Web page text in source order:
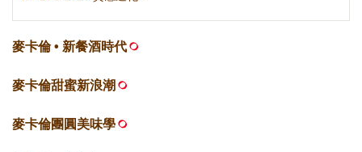
麥卡倫 • 新餐酒時代
麥卡倫甜蜜新浪潮
麥卡倫團圓美味學